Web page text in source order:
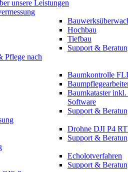
unsere Leistungen
Hochbau
Tiefbau
Support &
Pflege nach
Baumkontrolle
Baumkataster
Software
Support &
Drohne DJI P4
Support &
Echolotverfahren
Support &